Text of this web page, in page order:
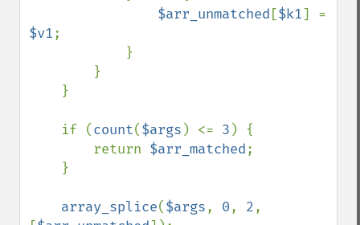
$arr_unmatched [$k1
$v1;
    if (
count($args ) <= 3 ) {
        return
$arr_matched;
array_splice($args, 0, 2,